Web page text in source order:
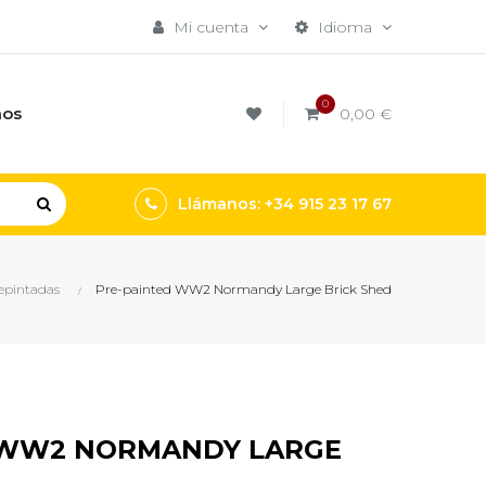
Idioma
Mi cuenta
0 0,00 €
Llámanos: +34 915 23 17 67
Pre-painted WW2 Normandy Large Brick Shed
NORMANDY LARGE